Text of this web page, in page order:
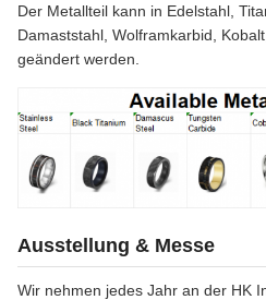
Der Metallteil kann in Edelstahl,
Damaststahl, Wolframkarbid,
geändert werden.
Ausstellung & Messe
Wir nehmen jedes Jahr an der HK